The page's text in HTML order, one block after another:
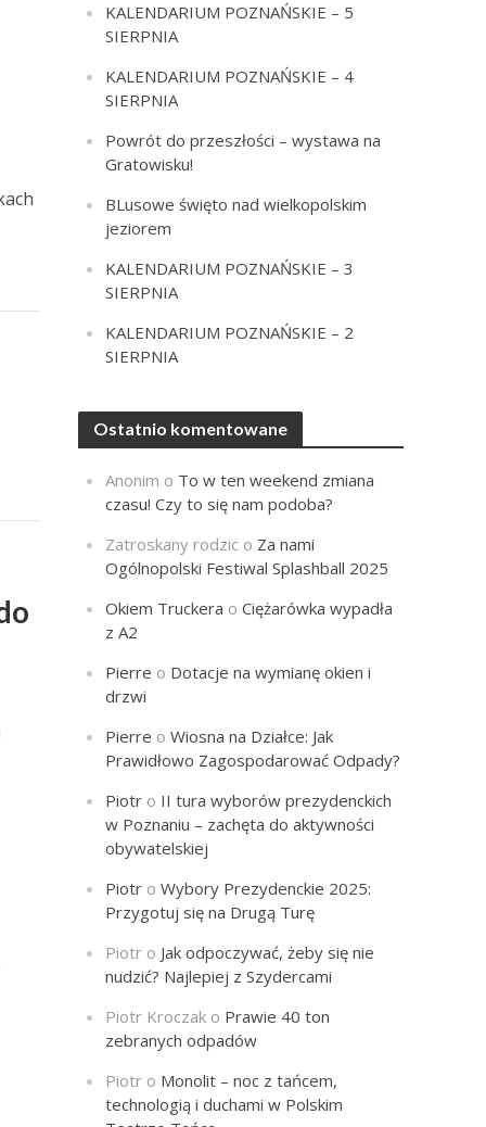
KALENDARIUM POZNAŃSKIE – 5
SIERPNIA
KALENDARIUM POZNAŃSKIE – 4
SIERPNIA
Powrót do przeszłości – wystawa na
Gratowisku!
BLusowe święto nad wielkopolskim
jeziorem
KALENDARIUM POZNAŃSKIE – 3
SIERPNIA
KALENDARIUM POZNAŃSKIE – 2
SIERPNIA
Ostatnio komentowane
Anonim o To w ten weekend zmiana
czasu! Czy to się nam podoba?
Zatroskany rodzic o Za nami
Ogólnopolski Festiwal Splashball 2025
Okiem Truckera oCiężarówka wypadła
z A2
Pierre o Dotacje na wymianę okien i
drzwi
Pierre oWiosna na Działce: Jak
Prawidłowo Zagospodarować Odpady?
Piotr o II tura wyborów prezydenckich
w Poznaniu – zachęta do aktywności
obywatelskiej
Piotr oWybory Prezydenckie 2025:
Przygotuj się na Drugą Turę
Piotr o Jak odpoczywać, żeby się nie
nudzić? Najlepiej z Szydercami
Piotr Kroczak o Prawie 40 ton
zebranych odpadów
Piotr o Monolit – noc z tańcem,
technologią i duchami w Polskim